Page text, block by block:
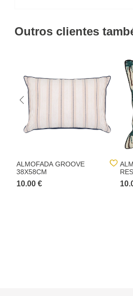
Outros clientes
ALMOFADA GROOVE
38X58CM
10.00 €